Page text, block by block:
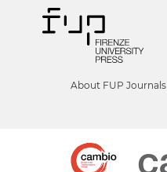
About FUP Journals